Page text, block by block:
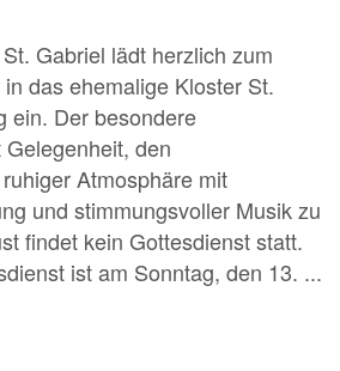
Gabriel lädt herzlich zum
das ehemalige Kloster St.
ein. Der besondere
den
Atmosphäre mit
und stimmungsvoller Musik zu
findet kein Gottesdienst statt.
ist am Sonntag, den 13. ...